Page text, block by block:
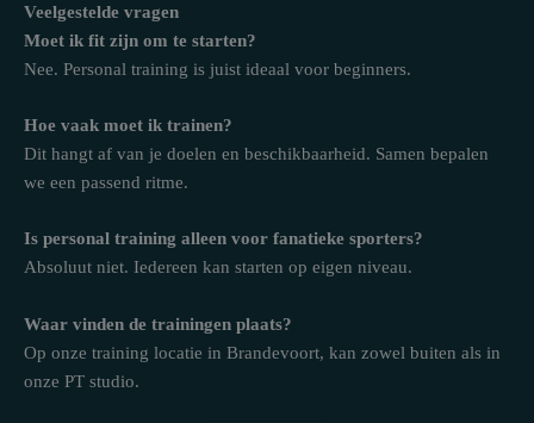
Veelgestelde vragen
Moet ik fit zijn om te starten?
Nee. Personal training is juist ideaal voor beginners.
Hoe vaak moet ik trainen?
Dit hangt af van je doelen en beschikbaarheid. Samen bepalen
we een passend ritme.
Is personal training alleen voor fanatieke sporters?
Absoluut niet. Iedereen kan starten op eigen niveau.
Waar vinden de trainingen plaats?
Op onze training locatie in Brandevoort, kan zowel buiten als in
onze PT studio.